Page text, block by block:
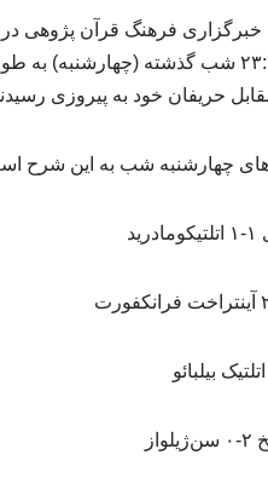
ساعت ۲۳:۳۰ شب گذشته (چهارشنبه)
حریفان خود به پیروزی
چهارشنبه شب به این شرح